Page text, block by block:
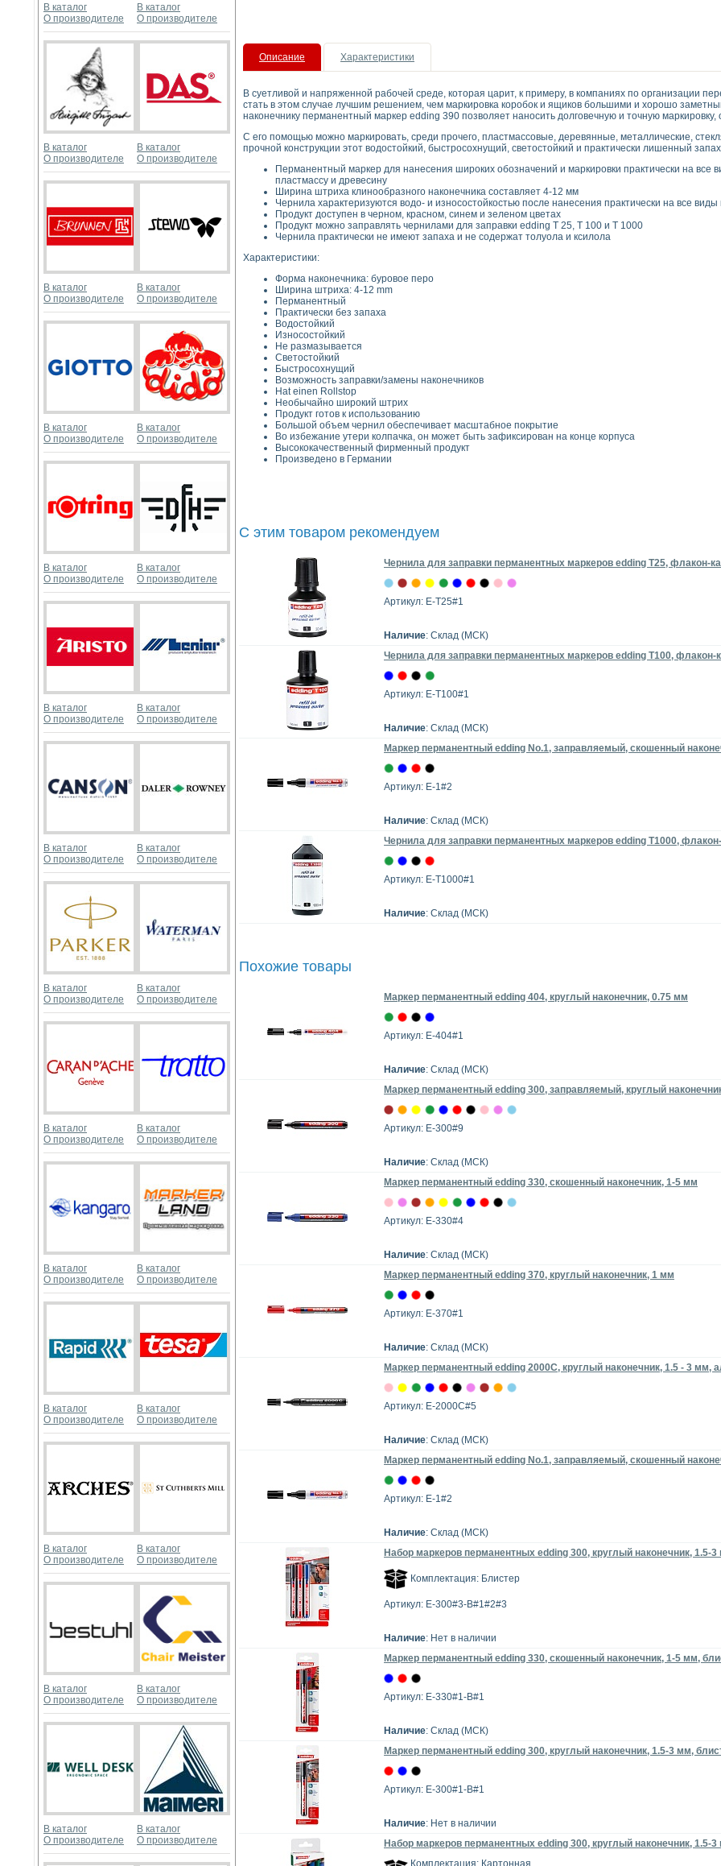
В каталог
О производителе
В каталог
О производителе
В каталог
О производителе
В каталог
О производителе
В каталог
О производителе
В каталог
О производителе
В каталог
О производителе
В каталог
О производителе
В каталог
О производителе
В каталог
О производителе
В каталог
О производителе
В каталог
О производителе
В каталог
О производителе
В каталог
О производителе
В каталог
О производителе
В каталог
О производителе
В каталог
О производителе
В каталог
О производителе
В каталог
О производителе
В каталог
О производителе
В каталог
О производителе
В каталог
О производителе
В каталог
О производителе
В каталог
О производителе
В каталог
О производителе
В каталог
О производителе
В каталог
О производителе
В каталог
О производителе
Описание Характеристики
В суетливой и напряженной рабочей среде, которая царит, к примеру, в компаниях по организации
стать в этом случае лучшим решением, чем маркировка коробок и ящиков большими и хорошо
наконечнику перманентный маркер edding 390 позволяет наносить долговечную и точную
С его помощью можно маркировать, среди прочего, пластмассовые, деревянные, металлические,
прочной конструкции этот водостойкий, быстросохнущий, светостойкий и практически лишенный
Перманентный маркер для нанесения широких обозначений и маркировки практически на все
пластмассу и древесину
Ширина штриха клинообразного наконечника составляет 4-12 мм
Чернила характеризуются водо- и износостойкостью после нанесения практически на все виды
Продукт доступен в черном, красном, синем и зеленом цветах
Продукт можно заправлять чернилами для заправки edding T 25, T 100 и T 1000
Чернила практически не имеют запаха и не содержат толуола и ксилола
Характеристики:
Форма наконечника: буровое перо
Ширина штриха: 4-12 mm
Перманентный
Практически без запаха
Водостойкий
Износостойкий
Не размазывается
Светостойкий
Быстросохнущий
Возможность заправки/замены наконечников
Hat einen Rollstop
Необычайно широкий штрих
Продукт готов к использованию
Большой объем чернил обеспечивает масштабное покрытие
Во избежание утери колпачка, он может быть зафиксирован на конце корпуса
Высококачественный фирменный продукт
Произведено в Германии
С этим товаром рекомендуем
Чернила для заправки перманентных маркеров edding T25, флакон-
Артикул: E-T25#1
Наличие: Склад (МСК)
Чернила для заправки перманентных маркеров edding T100, флакон-
Артикул: E-T100#1
Наличие: Склад (МСК)
Маркер перманентный edding No.1, заправляемый, скошенный
Артикул: E-1#2
Наличие: Склад (МСК)
Чернила для заправки перманентных маркеров edding T1000,
Артикул: E-T1000#1
Наличие: Склад (МСК)
Похожие товары
Маркер перманентный edding 404, круглый наконечник, 0.75 мм
Артикул: E-404#1
Наличие: Склад (МСК)
Маркер перманентный edding 300, заправляемый, круглый
Артикул: E-300#9
Наличие: Склад (МСК)
Маркер перманентный edding 330, скошенный наконечник, 1-5 мм
Артикул: E-330#4
Наличие: Склад (МСК)
Маркер перманентный edding 370, круглый наконечник, 1 мм
Артикул: E-370#1
Наличие: Склад (МСК)
Маркер перманентный edding 2000C, круглый наконечник, 1.5 - 3 мм,
Артикул: E-2000C#5
Наличие: Склад (МСК)
Маркер перманентный edding No.1, заправляемый, скошенный
Артикул: E-1#2
Наличие: Склад (МСК)
Набор маркеров перманентных edding 300, круглый наконечник, 1.5-3
Комплектация: Блистер
Артикул: E-300#3-B#1#2#3
Наличие: Нет в наличии
Маркер перманентный edding 330, скошенный наконечник, 1-5 мм,
Артикул: E-330#1-B#1
Наличие: Склад (МСК)
Маркер перманентный edding 300, круглый наконечник, 1.5-3 мм,
Артикул: E-300#1-B#1
Наличие: Нет в наличии
Набор маркеров перманентных edding 300, круглый наконечник, 1.5-3
Комплектация: Картонная